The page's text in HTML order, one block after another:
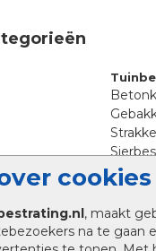
cookies
, maakt
na te gaan